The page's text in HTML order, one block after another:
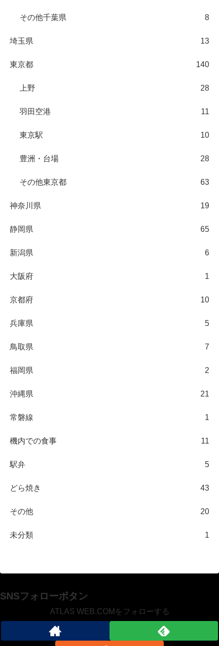
その他千葉県 8
埼玉県 13
東京都 140
上野 28
羽田空港 11
東京駅 10
豊洲・台場 28
その他東京都 63
神奈川県 19
静岡県 65
新潟県 6
大阪府 1
京都府 10
兵庫県 5
鳥取県 7
福岡県 2
沖縄県 21
常磐線 1
機内での食事 11
駅弁 5
どら焼き 43
その他 20
未分類 1
SNSフォローボタン
ATLAS WEB.COMをフォローする